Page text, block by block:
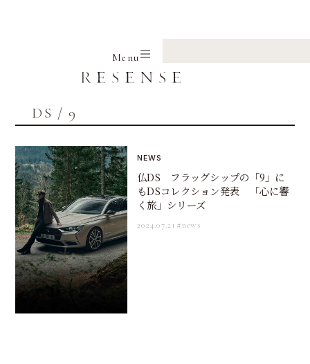
Menu
DS / 9
NEWS
仏DS フラッグシップの「9」に
もDSコレクション発表 「心に響
く旅」シリーズ
2024.07.21 #news